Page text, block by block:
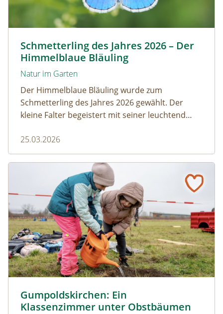
Schmetterling des Jahres 2026 – Der
Himmelblaue Bläuling
Natur im Garten
Der Himmelblaue Bläuling wurde zum
Schmetterling des Jahres 2026 gewählt. Der
kleine Falter begeistert mit seiner leuchtend
Zusammenspiel mit Ameisen.
25.03.2026
Gumpoldskirchen: Ein
Klassenzimmer unter Obstbäumen
Gumpoldskirchen: Ein Klassenzimmer unter